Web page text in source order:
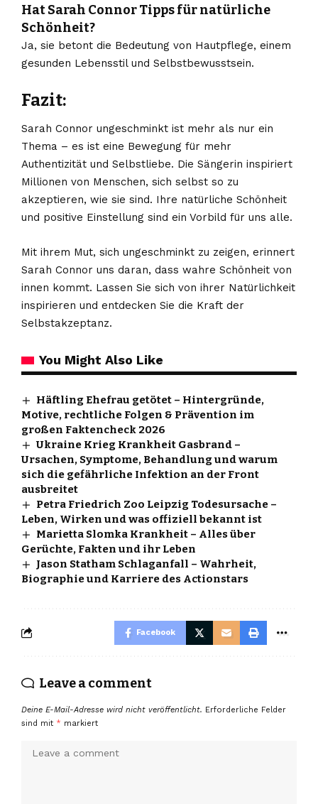
Hat Sarah Connor Tipps für natürliche
Schönheit?
Ja, sie betont die Bedeutung von Hautpflege, einem
gesunden Lebensstil und Selbstbewusstsein.
Fazit:
Sarah Connor ungeschminkt ist mehr als nur ein
Thema – es ist eine Bewegung für mehr
Authentizität und Selbstliebe. Die Sängerin inspiriert
Millionen von Menschen, sich selbst so zu
akzeptieren, wie sie sind. Ihre natürliche Schönheit
und positive Einstellung sind ein Vorbild für uns alle.
Mit ihrem Mut, sich ungeschminkt zu zeigen, erinnert
Sarah Connor uns daran, dass wahre Schönheit von
innen kommt. Lassen Sie sich von ihrer Natürlichkeit
inspirieren und entdecken Sie die Kraft der
Selbstakzeptanz.
You Might Also Like
Häftling Ehefrau getötet – Hintergründe,
Motive, rechtliche Folgen & Prävention im
großen Faktencheck 2026
Ukraine Krieg Krankheit Gasbrand –
Ursachen, Symptome, Behandlung und warum
sich die gefährliche Infektion an der Front
ausbreitet
Petra Friedrich Zoo Leipzig Todesursache –
Leben, Wirken und was offiziell bekannt ist
Marietta Slomka Krankheit – Alles über
Gerüchte, Fakten und ihr Leben
Jason Statham Schlaganfall – Wahrheit,
Biographie und Karriere des Actionstars
Facebook
Leave a comment
Deine E-Mail-Adresse wird nicht veröffentlicht. Erforderliche Felder
sind mit * markiert